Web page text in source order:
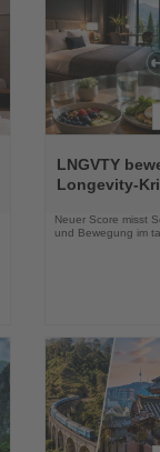
Sie
die
Nachrichten
LNGVTY
Longevity-
Neuer Score misst
und Bewegung im